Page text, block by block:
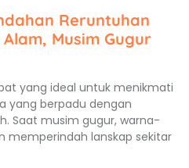
Reruntuhan
Musim Gugur
yang ideal untuk menikmati
yang berpadu dengan
Saat musim gugur, warna-
memperindah lanskap sekitar